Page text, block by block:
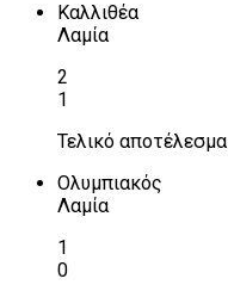
Καλλιθέα
Λαμία
2
1
Τελικό αποτέλεσμα
Ολυμπιακός
Λαμία
1
0